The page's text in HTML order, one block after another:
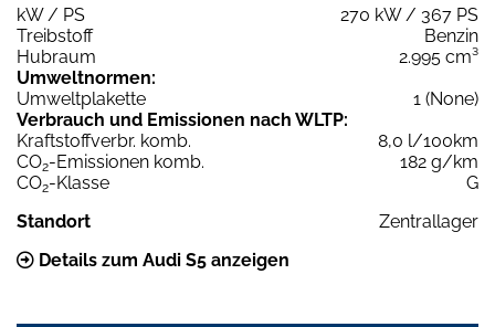
kW / PS
270 kW / 367 PS
Treibstoff
Benzin
Hubraum
2.995 cm³
Umweltnormen:
Umweltplakette
1 (None)
Verbrauch und Emissionen nach WLTP:
Kraftstoffverbr. komb.
8,0 l/100km
CO2-Emissionen komb.
182 g/km
CO2-Klasse
G
Standort
Zentrallager
Details zum Audi S5 anzeigen